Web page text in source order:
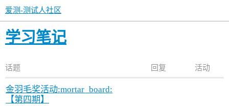
爱测-测试人社区
学习笔记
话题 回复 活动
金羽毛奖活动:mortar_board:
【第四期】